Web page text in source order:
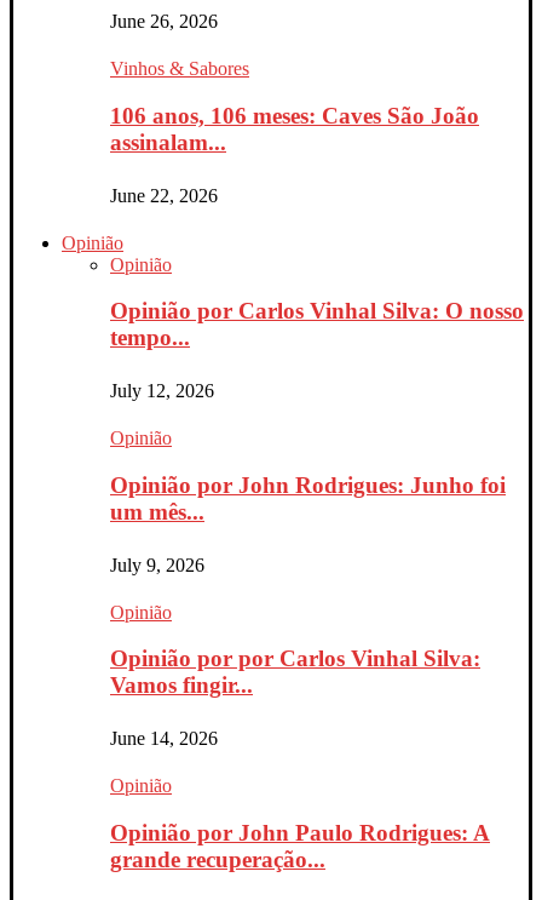
June 26, 2026
Vinhos & Sabores
106 anos, 106 meses: Caves São João
assinalam...
June 22, 2026
Opinião
Opinião
Opinião por Carlos Vinhal Silva: O nosso
tempo...
July 12, 2026
Opinião
Opinião por John Rodrigues: Junho foi
um mês...
July 9, 2026
Opinião
Opinião por por Carlos Vinhal Silva:
Vamos fingir...
June 14, 2026
Opinião
Opinião por John Paulo Rodrigues: A
grande recuperação...